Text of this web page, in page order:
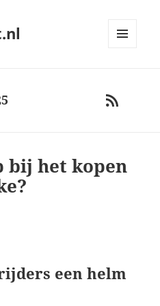
RSS
bij het kopen
een helm